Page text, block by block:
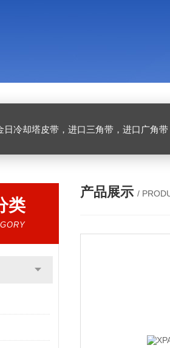
冷却塔皮带，进口三角带，进口广角带，进口同步带，进口空压机皮
类
产品展示 /